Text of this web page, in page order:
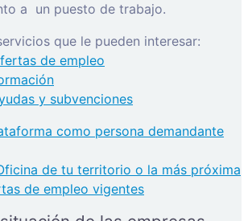
a
un puesto de trabajo.
que le pueden interesar:
de empleo
y subvenciones
como persona demandante
de tu territorio o la más próxima
de empleo vigentes